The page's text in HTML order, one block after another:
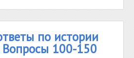
по истории
Вопросы 100-150